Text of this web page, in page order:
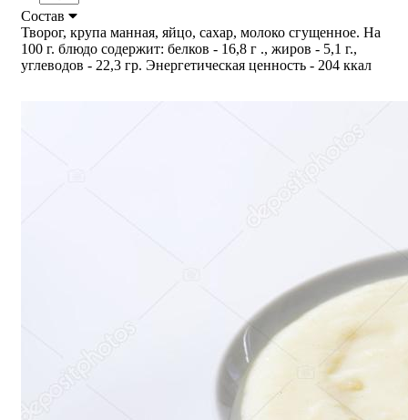
Состав
Творог, крупа манная, яйцо, сахар, молоко сгущенное. На
100 г. блюдо содержит: белков - 16,8 г ., жиров - 5,1 г.,
углеводов - 22,3 гр. Энергетическая ценность - 204 ккал